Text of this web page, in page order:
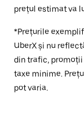
prețul estimat va
*Prețurile
UberX și nu
din trafic, promoții
taxe minime.
pot varia.